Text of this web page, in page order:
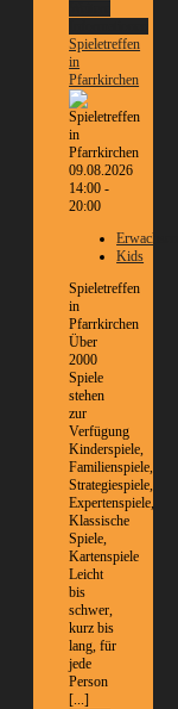
Spieletreffen
in
Pfarrkirchen
09.08.2026
14:00 -
20:00
Erwachsene
Kids
Spieletreffen
in
Pfarrkirchen
Über
2000
Spiele
stehen
zur
Verfügung
Kinderspiele,
Familienspiele,
Strategiespiele,
Expertenspiele,
Klassische
Spiele,
Kartenspiele
Leicht
bis
schwer,
kurz bis
lang, für
jede
Person
[...]